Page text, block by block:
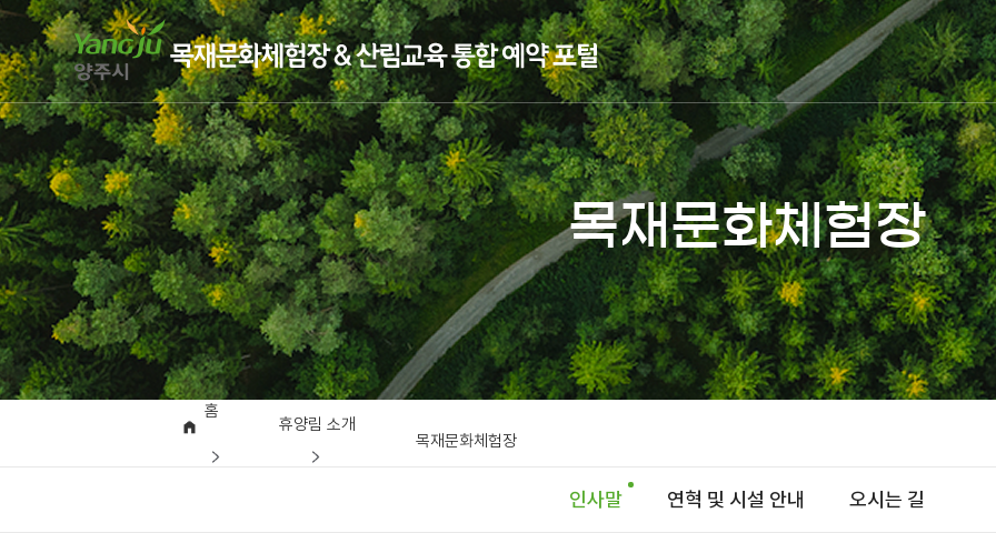
목재문화체험장
홈
휴양림 소개
목재문화체험장
인사말 연혁 및 시설 안내 오시는 길